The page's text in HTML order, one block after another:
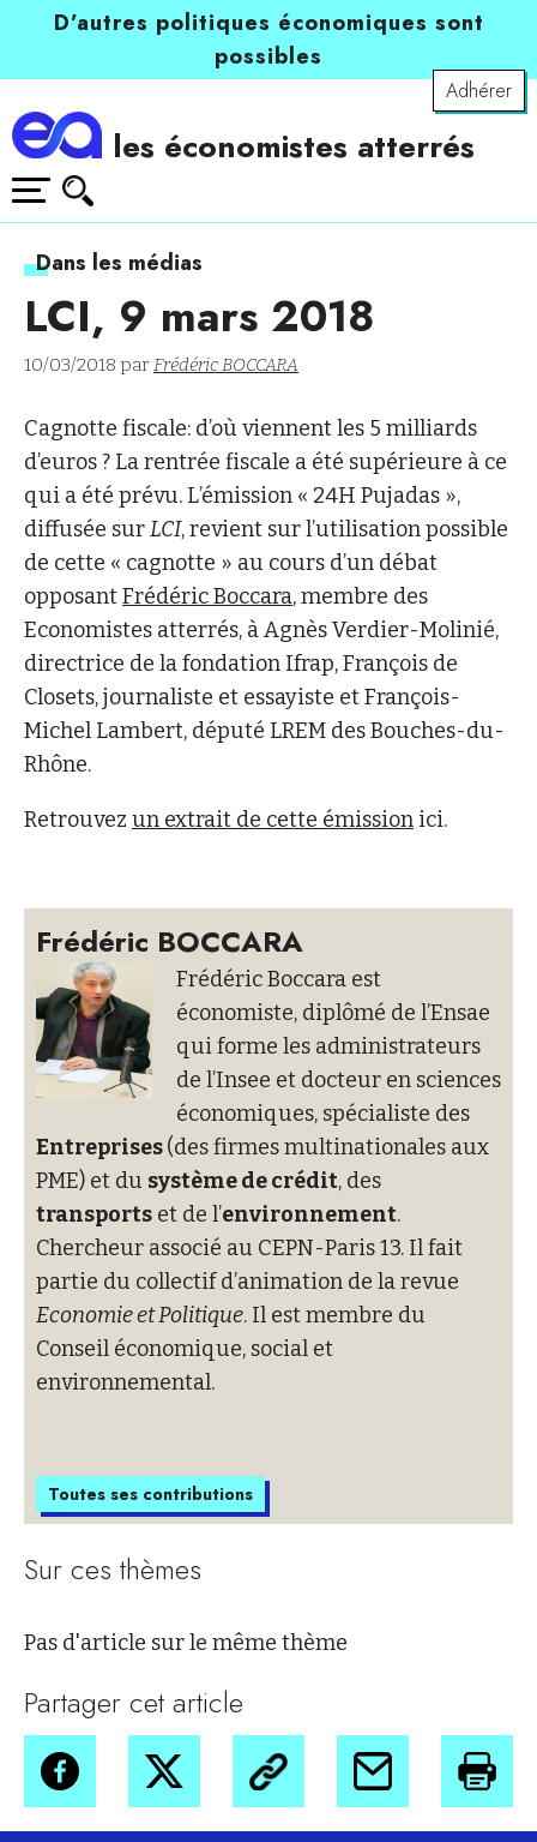
D’autres politiques économiques sont
possibles
Adhérer
les économistes atterrés
Dans les médias
LCI, 9 mars 2018
10/03/2018 parFrédéric BOCCARA
Cagnotte fiscale: d’où viennent les 5 milliards
d’euros ? La rentrée fiscale a été supérieure à ce
qui a été prévu. L’émission « 24H Pujadas »,
diffusée surLCI, revient sur l’utilisation possible
de cette « cagnotte » au cours d’un débat
opposantFrédéric Boccara, membre des
Economistes atterrés, à Agnès Verdier-Molinié,
directrice de la fondation Ifrap, François de
Closets, journaliste et essayiste et François-
Michel Lambert, député LREM des Bouches-du-
Rhône.
Retrouvez un extrait de cette émission ici.
Frédéric BOCCARA
Frédéric Boccara est
économiste, diplômé de l’Ensae
qui forme les administrateurs
de l’Insee et docteur en sciences
économiques, spécialiste des
Entreprises(des firmes multinationales aux
PME) et du système de crédit, des
transports et de l’environnement.
Chercheur associé au CEPN-Paris 13. Il fait
partie du collectif d’animation de la revue
Economie et Politique. Il est membre du
Conseil économique, social et
environnemental.
Toutes ses contributions
Sur ces thèmes
Pas d'article sur le même thème
Partager cet article